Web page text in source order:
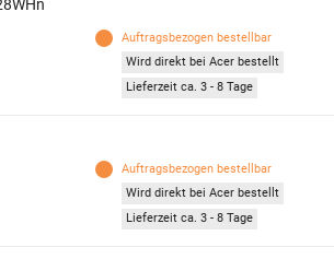
Auftragsbezogen bestellbar
Wird direkt bei Acer bestellt
Lieferzeit ca. 3 - 8 Tage
Auftragsbezogen bestellbar
Wird direkt bei Acer bestellt
Lieferzeit ca. 3 - 8 Tage